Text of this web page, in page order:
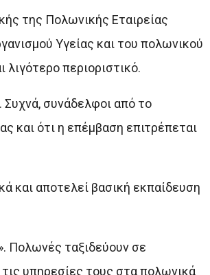
της Πολωνικής Εταιρείας
Υγείας και του πολωνικού
περιοριστικό.
συνάδελφοι από το
και ότι η επέμβαση επιτρέπεται
και αποτελεί βασική εκπαίδευση
Πολωνές ταξιδεύουν σε
τις υπηρεσίες τους στα πολωνικά